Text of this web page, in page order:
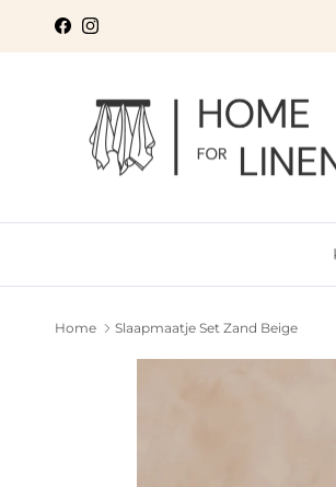
FacebookInstagram
Home Slaapmaatje Set Zand Beige